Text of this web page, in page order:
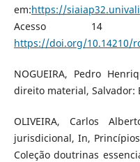
em:https://
Acesso 14
https://doi.org/10.14210/
NOGUEIRA, Pedro
direito material, Salvador:
OLIVEIRA, Carlos
jurisdicional, In,
Coleção doutrinas